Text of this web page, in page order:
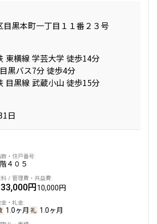
目黒本町一丁目１１番２３号
東横線 学芸大学 徒歩14分
黒バス7分 徒歩4分
目黒線 武蔵小山 徒歩15分
日
４０５
円10,000円
1.0ヶ月 1.0ヶ月